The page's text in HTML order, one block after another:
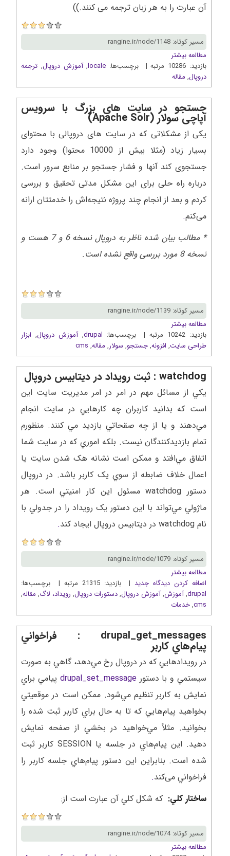
آن عبارت را به هر زبان ترجمه می کنند.))
مسیر کوتاه: rangine.ir/node/1148
مطالعه بیشتر
بازدید: 10286 مرتبه | برچسب‌ها:
locale
,آموزش دروپال, ترجمه
دروپال, مقاله
جستجو در سایت های بزرگ با سرویس
آپاچی سولار (Apache Solr)
یکی از مشکلاتی که در سایت های دروپالی با محتوای
بسیار زیاد (مثلا بیش از 10000 محتوا) وجود دارد
جستجوی کند آنها و فشار جستجو بر منابع سرور است.
درباره راه حلی برای این مشکل مدتی تحقیق و بررسی
کردم و بعد از انجام چند پروژه نتیجه‌اش را خدمتتان ارانه
می‌کنم.
* مطالب بیان شده ناظر به دروپال نسخه 6 و 7 هست و
نسخه 8 مورد بررسی واقع نشده است.
مسیر کوتاه: rangine.ir/node/1139
مطالعه بیشتر
بازدید: 10242 مرتبه | برچسب‌ها:
drupal
,آموزش دروپال, ابزار
طراحی سایت, افزونه,جستجو, سولار, مقاله,
cms
watchdog : ثبت رويداد در ديتابيس دروپال
يکي از مسائل مهم در امر در امر مديريت سايت اين
است که بدانيد کاربران چه کارهايي در سايت انجام
مي‌دهند و يا از چه صقحاتي بازديد مي کنند. منظورم
تمام بازديدکنندگان نيست. بلکه اموري که در سايت شما
اتفاق مي‌افتد و ممکن است نشانه هک شدن سايت يا
اعمال خلاف ضابطه از سوي يک کاربر باشد. در دروپال
دستور watchdog‌ مسئول اين کار امنيتي است. هر
ماژولي مي‌تواند با اين دستور يک رويداد را در جدولي با
نام watchdog در ديتابيس دروپال ايجاد کند
.
مسیر کوتاه: rangine.ir/node/1079
مطالعه بیشتر
اضافه کردن دیدگاه جدید | بازدید: 21315 مرتبه | برچسب‌ها:
drupal
,آموزش,آموزش دروپال,دستورات دروپال, رويداد، لاگ, مقاله,
cms
,خدمات
drupal_get_messages : فراخواني
پيام‌هاي کاربر
در رويدادهايي که در دروپال رخ مي‌دهد، گاهي به صورت
سيستمي و با دستورdrupal_set_message پيامي براي
نمايش به کاربر تنظيم مي‌شود. ممکن است در موقعيتي
بخواهيد پيام‌هايي که تا به حال براي کاربر ثبت شده را
بخوانيد. مثلاً مي‌خواهيد در بخشي از صفحه نمايش
دهيد. اين پيام‌هاي در جلسه يا SESSION کاربر ثبت
شده است. بنابراين اين دستور پيام‌هاي جلسه کاربر را
فراخواني می‌کند.
ساختار کلي: که شکل کلي آن عبارت است از:
مسیر کوتاه: rangine.ir/node/1074
مطالعه بیشتر